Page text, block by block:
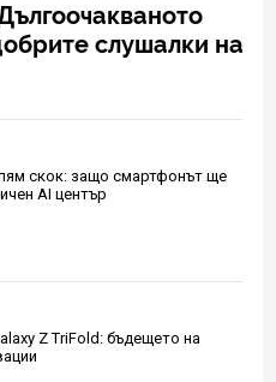
слушалки на
скок: защо смартфонът ще
AI център
Z TriFold: бъдещето на